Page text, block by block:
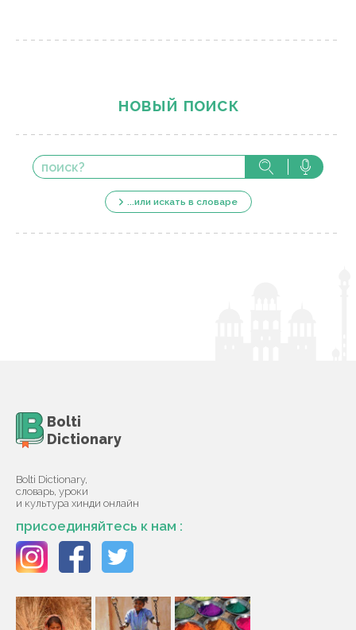
новый поиск
...или искать в словаре
Bolti
Dictionary
Bolti Dictionary,
словарь, уроки
и культура хинди онлайн
присоединяйтесь к нам :